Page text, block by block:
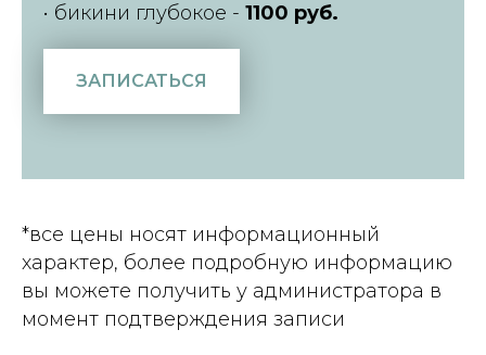
• бикини глубокое - 1100 руб.
ЗАПИСАТЬСЯ
*все цены носят информационный
характер, более подробную информацию
вы можете получить у администратора в
момент подтверждения записи